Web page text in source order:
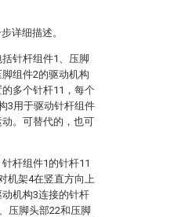
详细描述。
针杆组件1、压脚
组件2的驱动机构
多个针杆11，每个
3用于驱动针杆组件
。可替代的，也可
杆组件1的针杆11
机架4在竖直方向上
机构3连接的针杆
压脚头部22和压脚